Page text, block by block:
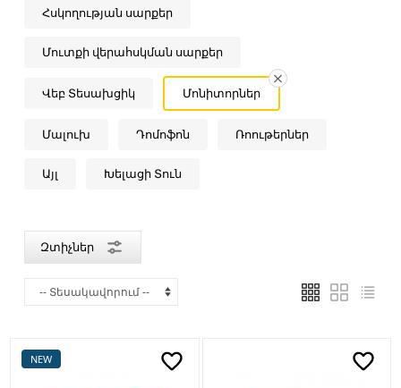
Հսկողության սարքեր
Մուտքի վերահսկման սարքեր
Վեբ Տեսախցիկ Մոնիտորներ
Մալուխ Դոմոֆոն Ռոութերներ
Այլ Խելացի Տուն
Զտիչներ
NEW